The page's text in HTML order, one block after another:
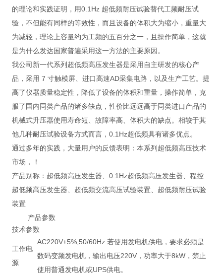
的理论和实践证明，用0.1Hz 超低频耐压试验替代工频耐压试
验，不但能有同样的等效性，而且设备的体积大为缩小，重量大
为减轻，理论上容量约为工频的五百分之一，且操作简单，这就
是为什么发达国家普遍采用这一方法的主要原因。
我公司新一代系列超低频高压发生器是采用自主研发的核心产
品，采用 7 寸触模屏、进口高速AD采集电路，以及生产工艺。提
高了仪器质量稳定性，降低了设备的体积和重量，操作简单，克
服了国内同类产品的诸多缺点，性价比远远高于同类进口产品的
机械式升压器使用寿命短、故障率高、体积大的缺点。相较于其
他几种耐压试验设备方式而言，0.1Hz超低频具有诸多优点。
通过多年的实践，大量用户的反馈表明：本系列超低频高压技术
市场，！
产品别称：超低频高压发生器、0.1Hz超低频高压发生器、程控
超低频高压发生器、超低频交流高压试验装置、超低频耐压试验
装置
产品参数
技术参数
工作电
源
AC220V±5%,50/60Hz 若使用发电机供电，要求必须是
数码变频发电机，输出电压220V，功率大于8kW，禁止
使用普通发电机或UPS供电。